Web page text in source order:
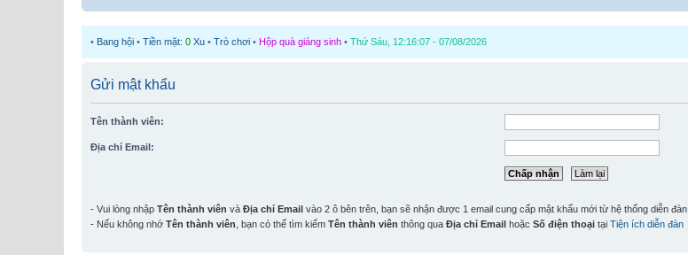
• Bang hội • Tiền mặt: 0 Xu • Trò chơi • Hộp quà giáng sinh • Thứ Sáu, 12:16:07 - 07/08/2026
Gửi mật khẩu
Tên thành viên:
Địa chỉ Email:
- Vui lòng nhập Tên thành viên và Địa chỉ Email vào 2 ô bên trên, bạn sẽ nhận được 1 email cung cấp mật khẩu mới từ hệ thống diễn đàn
- Nếu không nhớ Tên thành viên , bạn có thể tìm kiếm Tên thành viên thông qua Địa chỉ Email hoặc Số điện thoại tại Tiện ích diễn đàn